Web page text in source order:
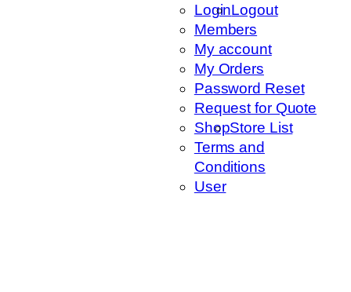
LoginLogout
Members
My account
My Orders
Password Reset
Request for Quote
ShopStore List
Terms and
Conditions
User